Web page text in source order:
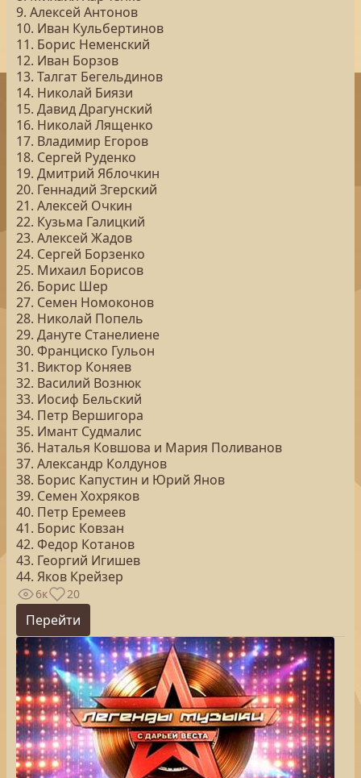
9. Алексей Антонов
10. Иван Кульбертинов
11. Борис Неменский
12. Иван Борзов
13. Талгат Бегельдинов
14. Николай Биязи
15. Давид Драгунский
16. Николай Лященко
17. Владимир Егоров
18. Сергей Руденко
19. Дмитрий Яблочкин
20. Геннадий Згерский
21. Алексей Очкин
22. Кузьма Галицкий
23. Алексей Жадов
24. Сергей Борзенко
25. Михаил Борисов
26. Борис Шер
27. Семен Номоконов
28. Николай Попель
29. Дануте Станелиене
30. Франциско Гульон
31. Виктор Коняев
32. Василий Вознюк
33. Иосиф Бельский
34. Петр Вершигора
35. Имант Судмалис
36. Наталья Ковшова и Мария Поливанов
37. Александр Колдунов
38. Борис Капустин и Юрий Янов
39. Семен Хохряков
40. Петр Еремеев
41. Борис Ковзан
42. Федор Котанов
43. Георгий Игишев
44. Яков Крейзер
6к 20
Перейти